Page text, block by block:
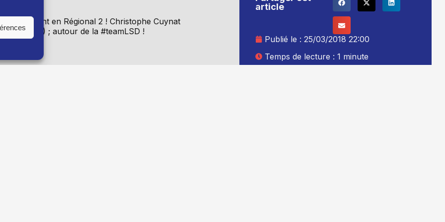
évoluant en Régional 2 ! Christophe Cuynat
(Joueur) ; autour de la #teamLSD !
article
Publié le :25/03/2018 22:00
Temps de lecture : 1 minute